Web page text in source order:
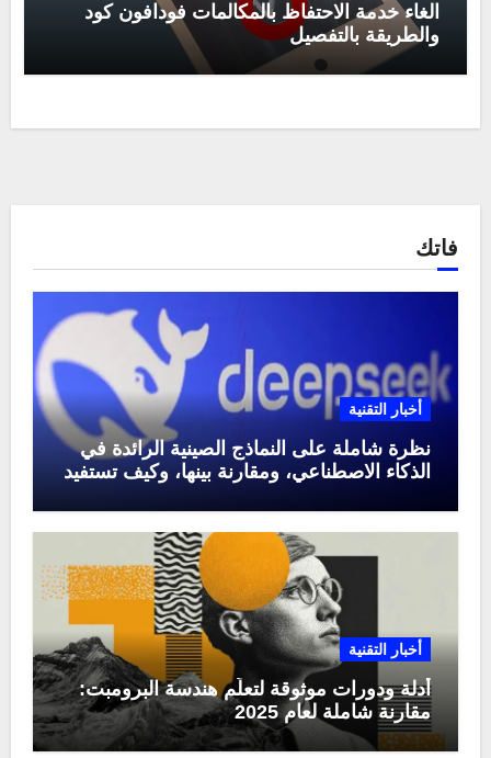
الغاء خدمة الاحتفاظ بالمكالمات فودافون كود
والطريقة بالتفصيل
فاتك
أخبار التقنية
نظرة شاملة على النماذج الصينية الرائدة في
الذكاء الاصطناعي، ومقارنة بينها، وكيف تستفيد
أخبار التقنية
أدلة ودورات موثوقة لتعلّم هندسة البرومبت:
مقارنة شاملة لعام 2025